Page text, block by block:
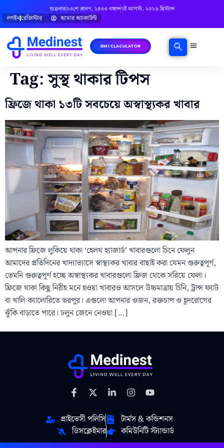
শুক্রবার২৩শে শ্রাবণ, ১৪৩৩ বঙ্গাব্দ৭ই আগস্ট, ২০২৬ খ্রিস্টাব্দ
লগইনরেজিস্টার আমার অ্যাকাউন্ট
BMI CLACULATOR
Tag:সুস্থ থাকার টিপস
ফ্রিজে থাকা ১৩টি সবচেয়ে অস্বাস্থ্যকর খাবার
আপনার ফ্রিজে লুকিয়ে থাকা ‘হেলথ হ্যাজার্ড’ খাবারগুলো চিনে ফেলুন
আমাদের প্রতিদিনের খাদ্যাভ্যাসে স্বাস্থ্যকর খাবার বাছাই করা যেমন গুরুত্বপূর্ণ,
তেমনি গুরুত্বপূর্ণ হচ্ছে অস্বাস্থ্যকর খাবারগুলো ফ্রিজ থেকে সরিয়ে ফেলা।
ফ্রিজে থাকা কিছু নিরীহ মনে হওয়া খাবারও আসলে উচ্চমাত্রায় চিনি, ট্রান্স ফ্যাট
বা খালি ক্যালোরিতে ভরপুর। এগুলো আপনার ওজন, রক্তচাপ ও হূদরোগের
ঝুঁকি বাড়াতে পারে। চলুন জেনে নেওয়া […]
প্রাইভেসী পলিসি
টার্মস & কন্ডিশনস
ডিসক্লেইমার
কমিউনিটি স্ট্যান্ডার্ড